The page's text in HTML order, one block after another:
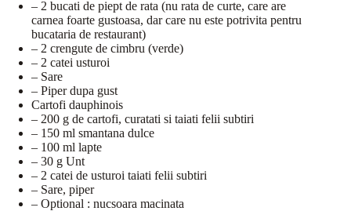
– 2 bucati de piept de rata (nu rata de curte, care are
carnea foarte gustoasa, dar care nu este potrivita pentru
bucataria de restaurant)
– 2 crengute de cimbru (verde)
– 2 catei usturoi
– Sare
– Piper dupa gust
Cartofi dauphinois
– 200 g de cartofi, curatati si taiati felii subtiri
– 150 ml smantana dulce
– 100 ml lapte
– 30 g Unt
– 2 catei de usturoi taiati felii subtiri
– Sare, piper
– Optional : nucsoara macinata